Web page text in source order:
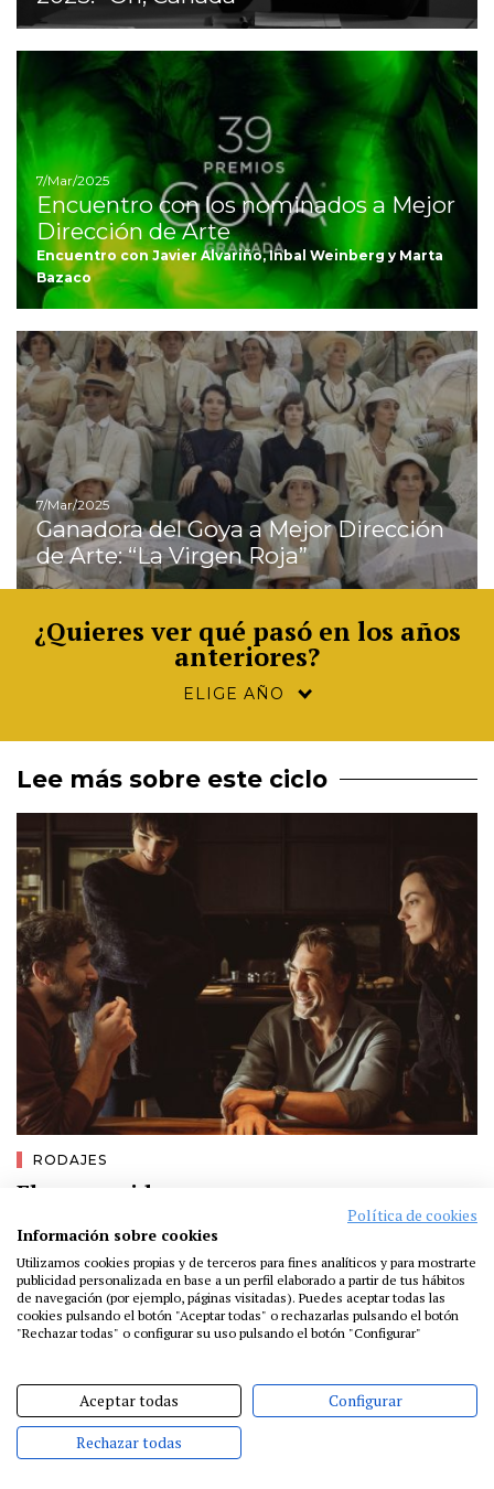
7/Mar/2025
Encuentro con los nominados a Mejor
Dirección de Arte
Encuentro con Javier Alvariño, Inbal Weinberg y Marta
Bazaco
7/Mar/2025
Ganadora del Goya a Mejor Dirección
de Arte: “La Virgen Roja”
¿Quieres ver qué pasó en los años
anteriores?
Lee más sobre este ciclo
RODAJES
El ser querido
12 · febrero · 2025
Política de cookies
Información sobre cookies
Utilizamos cookies propias y de terceros para fines analíticos y para mostrarte
publicidad personalizada en base a un perfil elaborado a partir de tus hábitos
de navegación (por ejemplo, páginas visitadas). Puedes aceptar todas las
cookies pulsando el botón "Aceptar todas" o rechazarlas pulsando el botón
"Rechazar todas" o configurar su uso pulsando el botón "Configurar"
Aceptar todas Configurar
Rechazar todas